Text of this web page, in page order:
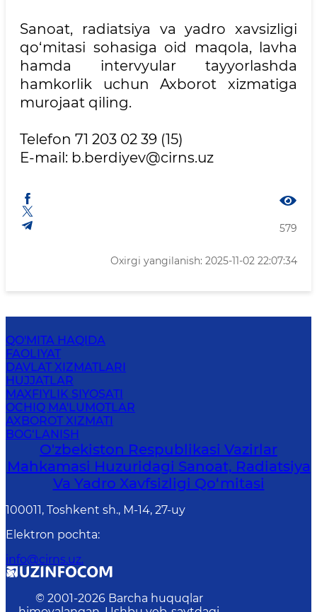
Sanoat, radiatsiya va yadro xavsizligi
qo‘mitasi sohasiga oid maqola, lavha
hamda intervyular tayyorlashda
hamkorlik uchun Axborot xizmatiga
murojaat qiling.
Telefon 71 203 02 39 (15)
E-mail: b.berdiyev@cirns.uz
579
Oxirgi yangilanish: 2025-11-02 22:07:34
QO'MITA HAQIDA
FAOLIYAT
DAVLAT XIZMATLARI
HUJJATLAR
MAXFIYLIK SIYOSATI
OCHIQ MA'LUMOTLAR
AXBOROT XIZMATI
BOG‘LANISH
O'zbekiston Respublikasi Vazirlar
Mahkamasi Huzuridagi Sanoat, Radiatsiya
Va Yadro Xavfsizligi Qo‘mitasi
100011, Toshkent sh., М-14, 27-uy
Elektron pochta:
info@cirns.uz.
© 2001-2026 Barcha huquqlar